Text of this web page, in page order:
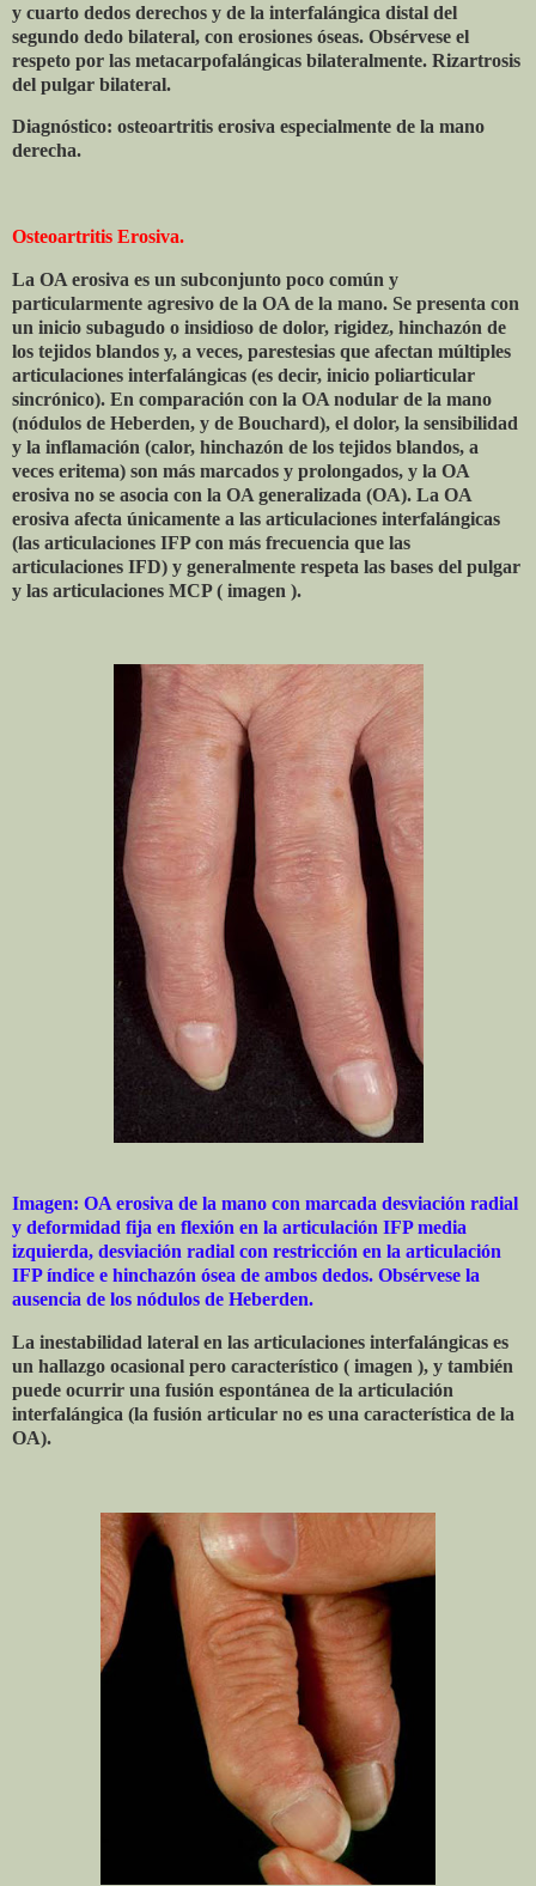
y cuarto dedos derechos y de la interfalángica distal del
segundo dedo bilateral, con erosiones óseas. Obsérvese el
respeto por las metacarpofalángicas bilateralmente. Rizartrosis
del pulgar bilateral.
Diagnóstico: osteoartritis erosiva especialmente de la mano
derecha.
Osteoartritis Erosiva.
La OA erosiva es un subconjunto poco común y
particularmente agresivo de la OA de la mano. Se presenta con
un inicio subagudo o insidioso de dolor, rigidez, hinchazón de
los tejidos blandos y, a veces, parestesias que afectan múltiples
articulaciones interfalángicas (es decir, inicio poliarticular
sincrónico). En comparación con la OA nodular de la mano
(nódulos de Heberden, y de Bouchard), el dolor, la sensibilidad
y la inflamación (calor, hinchazón de los tejidos blandos, a
veces eritema) son más marcados y prolongados, y la OA
erosiva no se asocia con la OA generalizada (OA). La OA
erosiva afecta únicamente a las articulaciones interfalángicas
(las articulaciones IFP con más frecuencia que las
articulaciones IFD) y generalmente respeta las bases del pulgar
y las articulaciones MCP ( imagen ).
Imagen: OA erosiva de la mano con marcada desviación radial
y deformidad fija en flexión en la articulación IFP media
izquierda, desviación radial con restricción en la articulación
IFP índice e hinchazón ósea de ambos dedos. Obsérvese la
ausencia de los nódulos de Heberden.
La inestabilidad lateral en las articulaciones interfalángicas es
un hallazgo ocasional pero característico ( imagen ), y también
puede ocurrir una fusión espontánea de la articulación
interfalángica (la fusión articular no es una característica de la
OA).